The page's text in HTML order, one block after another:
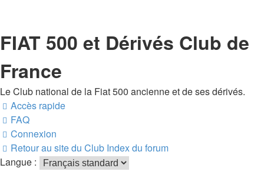
FIAT 500 et Dérivés Club de
France
Le Club national de la Fiat 500 ancienne et de ses dérivés.
Accès rapide
FAQ
Connexion
Retour au site du Club Index du forum
Langue :